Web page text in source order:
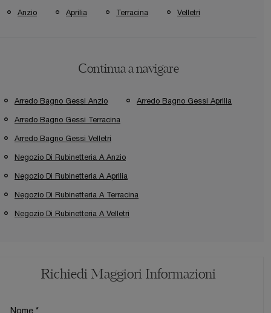
Anzio Aprilia Terracina Velletri
Continua a navigare
Arredo Bagno Gessi Anzio Arredo Bagno Gessi Aprilia
Arredo Bagno Gessi Terracina
Arredo Bagno Gessi Velletri
Negozio Di Rubinetteria A Anzio
Negozio Di Rubinetteria A Aprilia
Negozio Di Rubinetteria A Terracina
Negozio Di Rubinetteria A Velletri
Richiedi Maggiori Informazioni